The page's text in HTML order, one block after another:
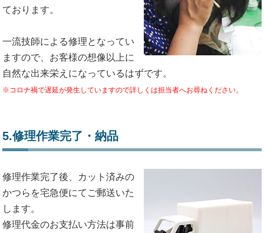
ております。
一流技師による修理となってい
ますので、お客様の想像以上に
自然な出来栄えになっているはずです。
※コロナ禍で遅延が発生していますので詳しくは担当者へお尋ねください。
5.修理作業完了・納品
修理作業完了後、カット済みの
かつらを宅急便にてご郵送いた
します。
修理代金のお支払い方法は事前